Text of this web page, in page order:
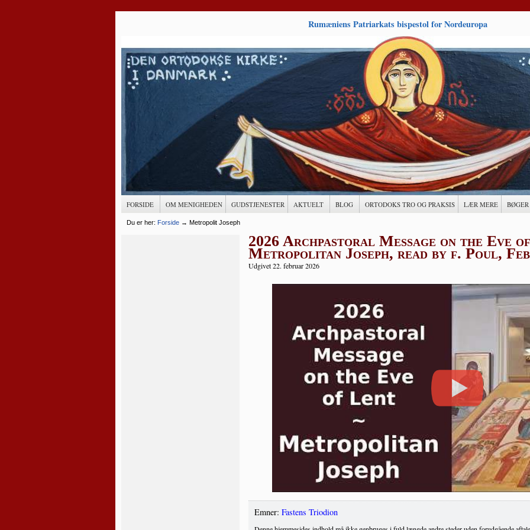
Rumæniens Patriarkats bispestol for Nordeuropa
FORSIDE OM MENIGHEDEN GUDSTJENESTER AKTUELT BLOG ORTODOKS TRO OG PRAKSIS LÆR MERE BØGER
Du er her: Forside→ Metropolit Joseph
2026 Archpastoral Message on the Eve
Metropolitan Joseph, read by f. Poul,
Udgivet 22. februar 2026
Emner: Fastens Triodion